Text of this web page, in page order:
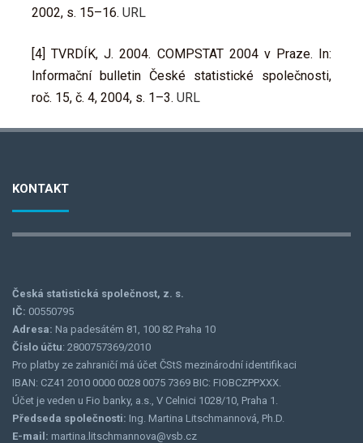
2002, s. 15–16. URL
[4] TVRDÍK, J. 2004. COMPSTAT 2004 v Praze. In:
Informační bulletin České statistické společnosti,
roč. 15, č. 4, 2004, s. 1–3. URL
KONTAKT
Česká statistická společnost, z. s.
IČ: 00550795
Adresa: Na padesátém 81, 100 82 Praha 10
Číslo účtu: 2800757369/2010
Pro platby ze zahraničí má účet ČStS mezinárodní identifikaci
IBAN: CZ41 2010 0000 0028 0075 7369 BIC: FIOBCZPPXXX.
Účet je veden u Fio banky, a.s., V Celnici 1028/10, Praha 1.
Předseda společnosti: Ing. Martina Litschmannová, Ph.D.
E-mail: martina.litschmannova@vsb.cz